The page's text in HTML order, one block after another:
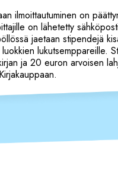
ilmoittautuminen on
on lähetetty
jaetaan stipendejä
lukutsemppareille.
ja 20 euron arvoisen